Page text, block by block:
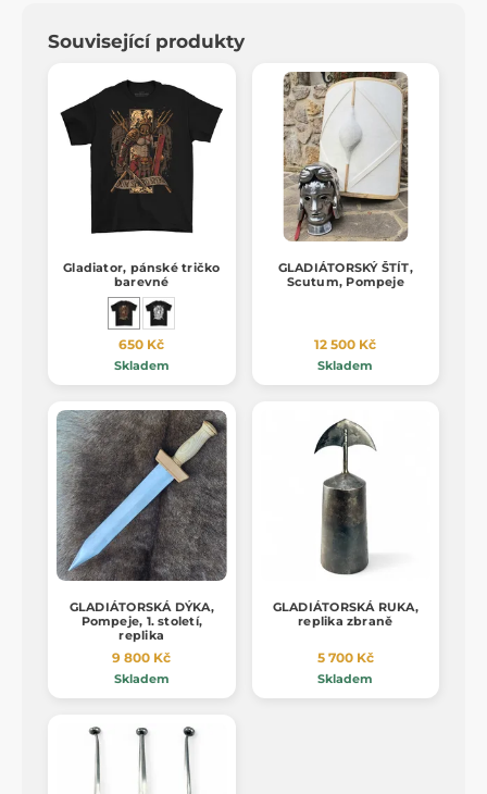
Související produkty
Gladiator, pánské tričko
barevné
650 Kč
Skladem
GLADIÁTORSKÝ ŠTÍT,
Scutum, Pompeje
12 500 Kč
Skladem
GLADIÁTORSKÁ DÝKA,
Pompeje, 1. století,
replika
9 800 Kč
Skladem
GLADIÁTORSKÁ RUKA,
replika zbraně
5 700 Kč
Skladem